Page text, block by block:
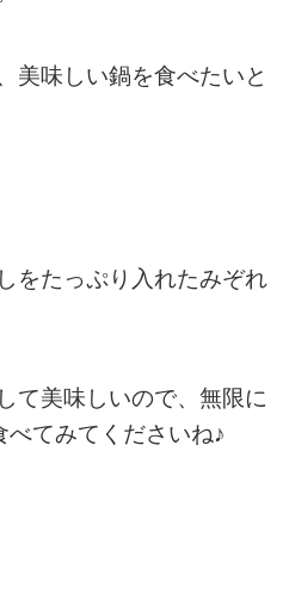
美味しい鍋を食べたいと
をたっぷり入れたみぞれ
て美味しいので、無限に
てみてくださいね♪